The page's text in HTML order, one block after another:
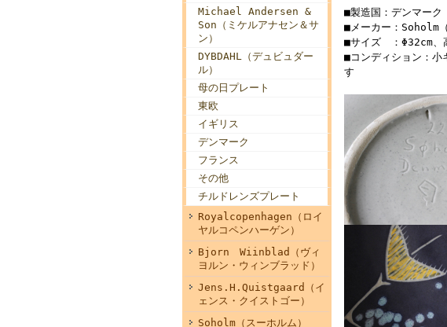
Michael Andersen &
Son（ミケルアナセン＆サ
ン）
DYBDAHL（デュビュダー
ル）
母の日プレート
東欧
イギリス
デンマーク
フランス
その他
チルドレンズプレート
Royalcopenhagen（ロイ
ヤルコペンハーゲン）
Bjorn Wiinblad（ヴィ
ヨルン・ウィンブラッド）
Jens.H.Quistgaard（イ
ェンス・クイストゴー）
Soholm（スーホルム）
■製造国：デンマーク
■メーカー：Soholm
■サイズ ：Φ32cm、
■コンディション：小
す